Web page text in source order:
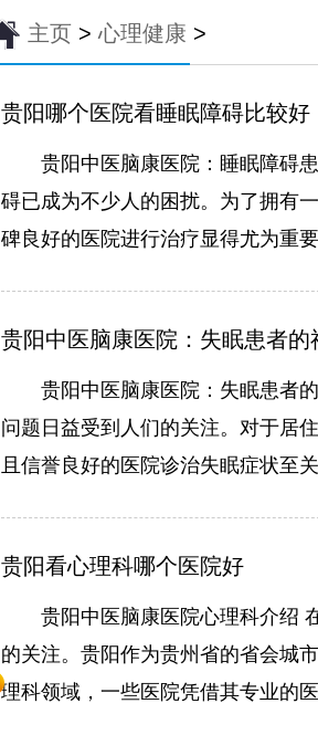
主页 >心理健康 >
贵阳哪个医院看睡眠障碍比较好
贵阳中医脑康医院：睡眠障碍
碍已成为不少人的困扰。为了拥有
碑良好的医院进行治疗显得尤为重
贵阳中医脑康医院：失眠患者的
贵阳中医脑康医院：失眠患者
问题日益受到人们的关注。对于居
且信誉良好的医院诊治失眠症状至关
贵阳看心理科哪个医院好
贵阳中医脑康医院心理科介绍
的关注。贵阳作为贵州省的省会城
理科领域，一些医院凭借其专业的
Dr.薛连花/主
擅长：对失眠、抑郁症、
在线咨询